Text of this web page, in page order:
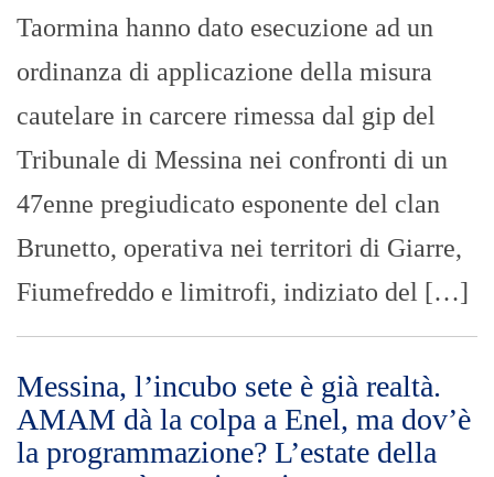
Taormina hanno dato esecuzione ad un
ordinanza di applicazione della misura
cautelare in carcere rimessa dal gip del
Tribunale di Messina nei confronti di un
47enne pregiudicato esponente del clan
Brunetto, operativa nei territori di Giarre,
Fiumefreddo e limitrofi, indiziato del […]
Messina, l’incubo sete è già realtà.
AMAM dà la colpa a Enel, ma dov’è
la programmazione? L’estate della